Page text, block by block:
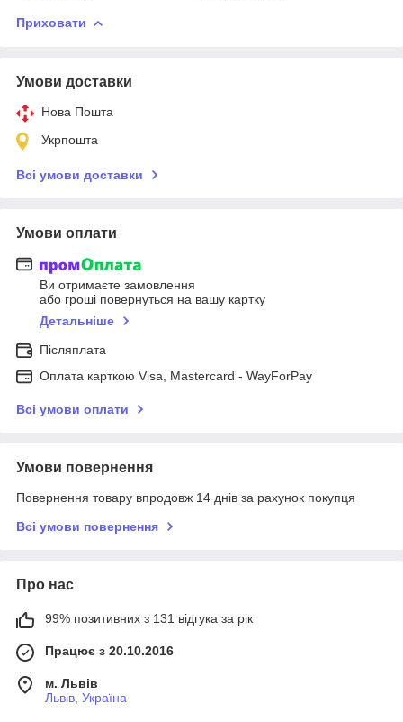
Приховати
Умови доставки
Нова Пошта
Укрпошта
Всі умови доставки
Умови оплати
Ви отримаєте замовлення
або гроші повернуться на вашу картку
Детальніше
Післяплата
Оплата карткою Visa, Mastercard - WayForPay
Всі умови оплати
Умови повернення
Повернення товару впродовж 14 днів за рахунок покупця
Всі умови повернення
Про нас
99% позитивних з 131 відгука за рік
Працює з 20.10.2016
м. Львів
Львів, Україна